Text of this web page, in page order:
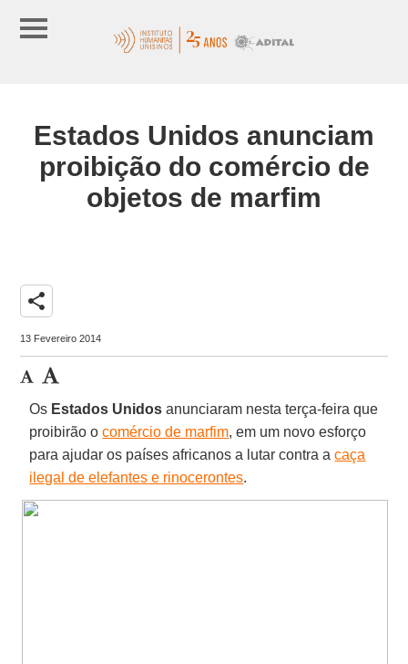
Estados Unidos anunciam
proibição do comércio de
objetos de marfim
share
13 Fevereiro 2014
Os Estados Unidos anunciaram nesta terça-feira que
proibirão ocomércio de marfim, em um novo esforço
para ajudar os países africanos a lutar contra acaça
ilegal de elefantes e rinocerontes.